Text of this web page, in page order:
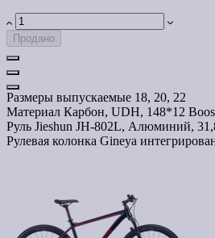
Продано
Размеры выпускаемые 18, 20, 22
Материал Карбон, UDH, 148*12
Руль Jieshun JH-802L, Алюминий,
Рулевая колонка Gineya